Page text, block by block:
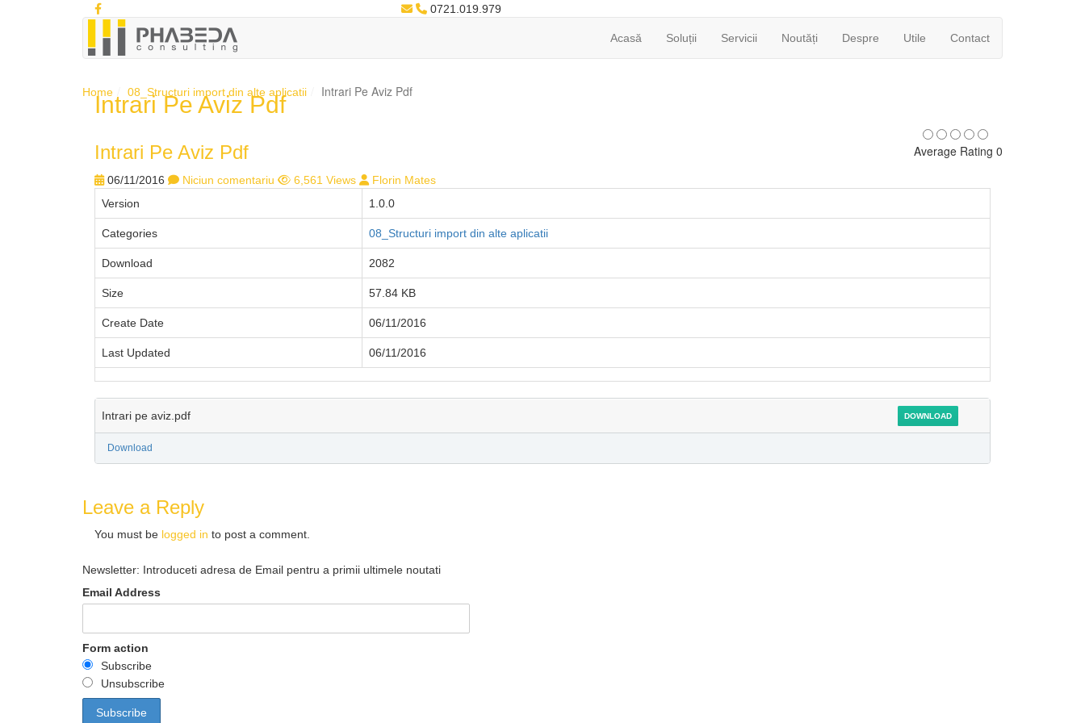
0721.019.979
Acasă Soluții Servicii Noutăți Despre Utile Contact
Intrari Pe Aviz Pdf
Home 08_Structuri import din alte aplicatii Intrari Pe Aviz Pdf
Intrari Pe Aviz Pdf Average Rating 0
06/11/2016 Niciun comentariu 6,561 Views
Florin Mates
Version
1.0.0
Categories 08_Structuri import din alte aplicatii
Download 2082
Size 57.84 KB
Create Date 06/11/2016
Last Updated 06/11/2016
Intrari pe aviz.pdf DOWNLOAD
Download
Leave a Reply
You must be logged in to post a comment.
Newsletter: Introduceti adresa de Email pentru a primii ultimele noutati
Email Address
Form action
Subscribe
Unsubscribe